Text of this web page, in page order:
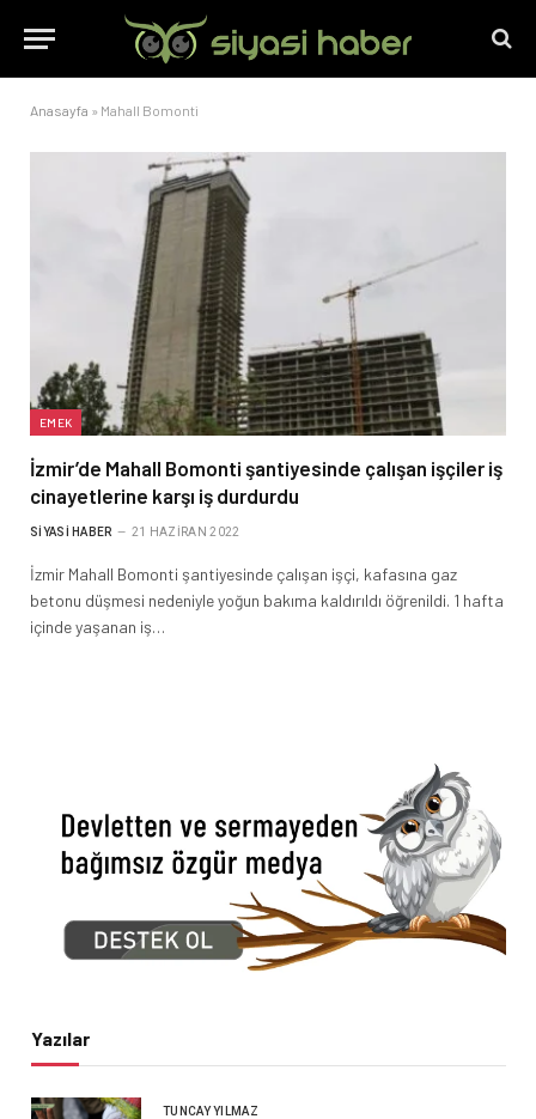
Anasayfa » Mahall Bomonti
EMEK
İzmir’de Mahall Bomonti şantiyesinde çalışan işçiler iş
cinayetlerine karşı iş durdurdu
SIYASI HABER 21 HAZIRAN 2022
İzmir Mahall Bomonti şantiyesinde çalışan işçi, kafasına gaz
betonu düşmesi nedeniyle yoğun bakıma kaldırıldı öğrenildi. 1 hafta
içinde yaşanan iş…
Yazılar
TUNCAY YILMAZ